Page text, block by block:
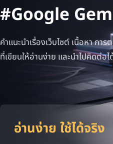
#Google
คำแนะนำเรื่องเว็บไซต์ เนื้อหา กา
ที่เขียนให้อ่านง่าย และนำไปคิดต่อ
อ่านง่าย ใช้ได้จริง